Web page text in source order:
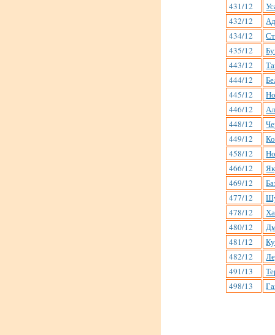
431/12
432/12
434/12
435/12
443/12
444/12
445/12
446/12
448/12
449/12
458/12
466/12
469/12
477/12
478/12
480/12
481/12
482/12
491/13
498/13